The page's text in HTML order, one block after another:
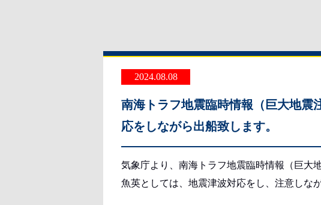
2024.08.08
南海トラフ地震臨時情報（巨大地震
応をしながら出船致します。
気象庁より、南海トラフ地震臨時情報（巨大
魚英としては、地震津波対応をし、注意しな